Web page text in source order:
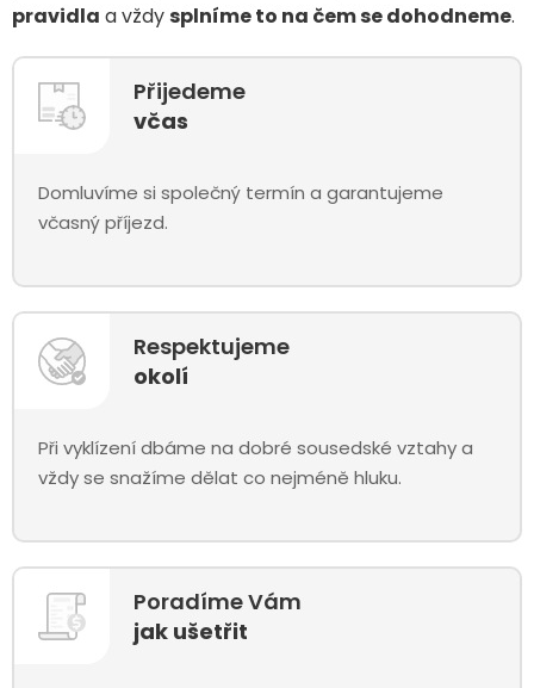
pravidla a vždy splníme to na čem se dohodneme.
Přijedeme
včas
Domluvíme si společný termín a garantujeme
včasný příjezd.
Respektujeme
okolí
Při vyklízení dbáme na dobré sousedské vztahy a
vždy se snažíme dělat co nejméně hluku.
Poradíme Vám
jak ušetřit